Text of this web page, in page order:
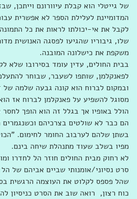
של גייטלי הוא קבלת עיוורונם וייתכן,
המדומיינת לעלילת הספר לא אפשרית
לקבל את אי-יכולתו לראות את כל
שלו, גיבוריו שהגיעו לפסגה האנושית
משקפת את כישלונה המובנה.
בבית החולים, עדין עומד בסירובו שלא
לפאנקלמן, שותפו לשעבר, שבוחר
ובמקום לברוח הוא קונה גבעה שלמה של
מסוגל להשפיע על פאנקלמן לברוח אז
הולל באופיו אך בגלל זה הוא הופך
הם כבר לא שולטים בצרכיהם
בשתן שלהם לערבוב החומר לחימום.
מפיו בשלב שעוד מתנהלת שיחה בינם.
לא רחוק מבית החולים חוזר הל לחדרו
סרט נסיוני/אומנותי שביים אביהם של
שהל פספס לקלוט את העוצמה הרגשית
כוח רצון,  רואה שוב את הסרט כניסיון